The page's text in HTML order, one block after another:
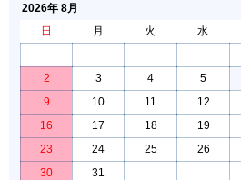
2026年 8月
日
月 火 水
2
3 4 5
9
10 11 12
16
17 18 19
23
24 25 26
30
31